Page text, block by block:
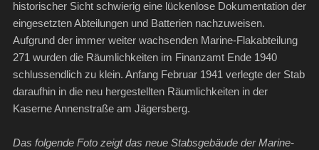
historischer Sicht schwierig eine lückenlose Dokumentation der
eingesetzten Abteilungen und Batterien nachzuweisen.
Aufgrund der immer weiter wachsenden Marine-Flakabteilung
271 wurden die Räumlichkeiten im Finanzamt Ende 1940
schlussendlich zu klein. Anfang Februar 1941 verlegte der Stab
daraufhin in die neu hergestellten Räumlichkeiten in der
Kaserne Annenstraße am Jägersberg.
Das folgende Foto zeigt das neue Stabsgebäude der Marine-